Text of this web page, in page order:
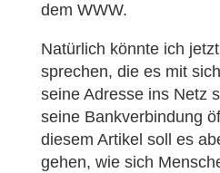
dem WWW.
Natürlich könnte ich
sprechen, die es mit
seine Adresse ins Netz
seine Bankverbindung
diesem Artikel soll es
gehen, wie sich